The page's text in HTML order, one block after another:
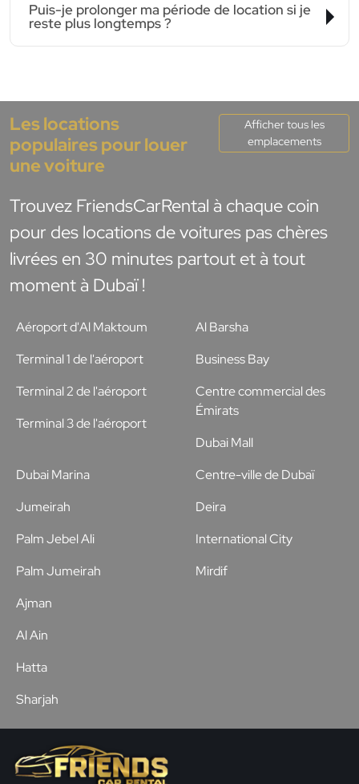
Puis-je prolonger ma période de location si je
reste plus longtemps ?
Les locations
populaires pour louer
une voiture
Afficher tous les
emplacements
Trouvez FriendsCarRental à chaque coin
pour des locations de voitures pas chères
livrées en 30 minutes partout et à tout
moment à Dubaï !
Aéroport d'Al Maktoum
Terminal 1 de l'aéroport
Terminal 2 de l'aéroport
Terminal 3 de l'aéroport
Al Barsha
Business Bay
Centre commercial des
Émirats
Dubai Mall
Dubai Marina
Jumeirah
Palm Jebel Ali
Palm Jumeirah
Centre-ville de Dubaï
Deira
International City
Mirdif
Ajman
Al Ain
Hatta
Sharjah